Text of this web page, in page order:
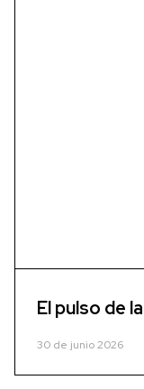
El pulso de
30 de junio 2026